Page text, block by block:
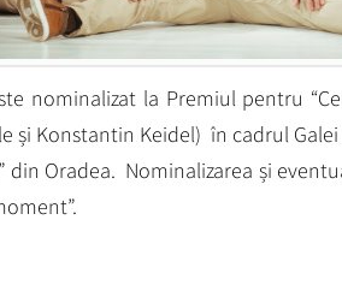
nominalizat la Premiul pentru
și Konstantin Keidel) în cadrul Galei
din Oradea. Nominalizarea și